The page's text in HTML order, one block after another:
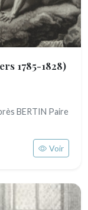
1785-1828)
BERTIN Paire
Voir